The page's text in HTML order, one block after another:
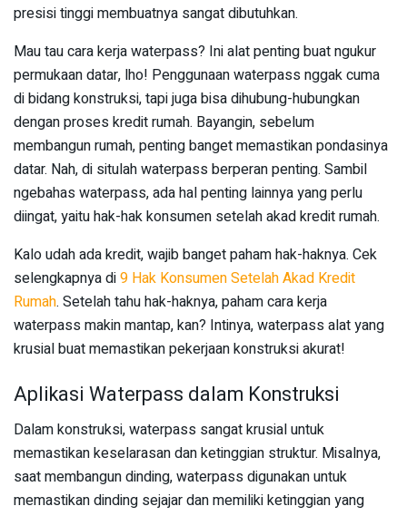
presisi tinggi membuatnya sangat dibutuhkan.
Mau tau cara kerja waterpass? Ini alat penting buat ngukur
permukaan datar, lho! Penggunaan waterpass nggak cuma
di bidang konstruksi, tapi juga bisa dihubung-hubungkan
dengan proses kredit rumah. Bayangin, sebelum
membangun rumah, penting banget memastikan pondasinya
datar. Nah, di situlah waterpass berperan penting. Sambil
ngebahas waterpass, ada hal penting lainnya yang perlu
diingat, yaitu hak-hak konsumen setelah akad kredit rumah.
Kalo udah ada kredit, wajib banget paham hak-haknya. Cek
selengkapnya di9 Hak Konsumen Setelah Akad Kredit
Rumah. Setelah tahu hak-haknya, paham cara kerja
waterpass makin mantap, kan? Intinya, waterpass alat yang
krusial buat memastikan pekerjaan konstruksi akurat!
Aplikasi Waterpass dalam Konstruksi
Dalam konstruksi, waterpass sangat krusial untuk
memastikan keselarasan dan ketinggian struktur. Misalnya,
saat membangun dinding, waterpass digunakan untuk
memastikan dinding sejajar dan memiliki ketinggian yang